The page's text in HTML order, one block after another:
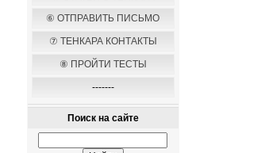
⑥ ОТПРАВИТЬ ПИСЬМО
⑦ ТЕНКАРА КОНТАКТЫ
⑧ ПРОЙТИ ТЕСТЫ
-------
Поиск на сайте